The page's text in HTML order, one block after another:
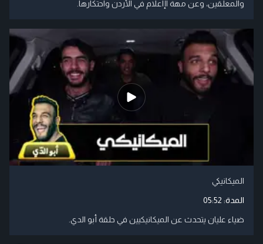
والمعلقين، وعن مهة اإاعلام في الأردن واحتكارها.
الميكانيكي
المدة: 05:52
ضياء عليان يتحدث عن الميكانيكيين في حلقة أبو الدي.